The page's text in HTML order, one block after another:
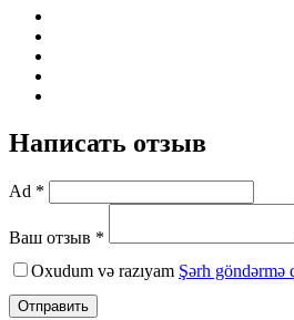
Написать отзыв
Ad *
Ваш отзыв *
Oxudum və razıyam Şərh göndərmə
Отправить